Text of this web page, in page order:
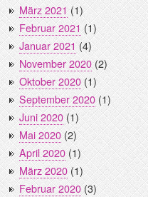
März 2021(1)
Februar 2021(1)
Januar 2021(4)
November 2020(2)
Oktober 2020(1)
September 2020(1)
Juni 2020(1)
Mai 2020(2)
April 2020(1)
März 2020(1)
Februar 2020(3)